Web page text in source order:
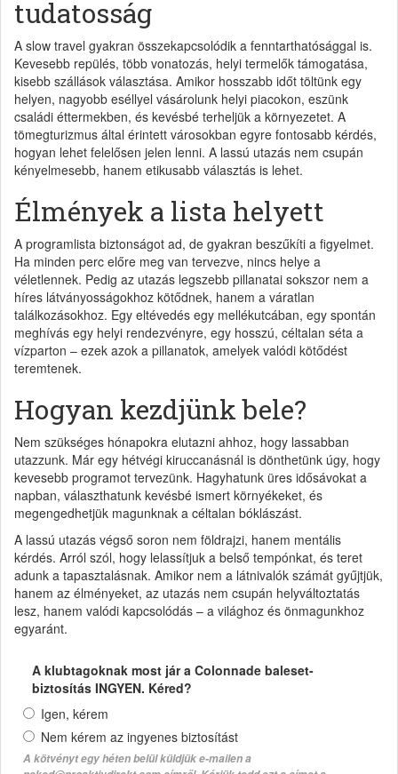
tudatosság
A slow travel gyakran összekapcsolódik a fenntarthatósággal is.
Kevesebb repülés, több vonatozás, helyi termelők támogatása,
kisebb szállások választása. Amikor hosszabb időt töltünk egy
helyen, nagyobb eséllyel vásárolunk helyi piacokon, eszünk
családi éttermekben, és kevésbé terheljük a környezetet. A
tömegturizmus által érintett városokban egyre fontosabb kérdés,
hogyan lehet felelősen jelen lenni. A lassú utazás nem csupán
kényelmesebb, hanem etikusabb választás is lehet.
Élmények a lista helyett
A programlista biztonságot ad, de gyakran beszűkíti a figyelmet.
Ha minden perc előre meg van tervezve, nincs helye a
véletlennek. Pedig az utazás legszebb pillanatai sokszor nem a
híres látványosságokhoz kötődnek, hanem a váratlan
találkozásokhoz. Egy eltévedés egy mellékutcában, egy spontán
meghívás egy helyi rendezvényre, egy hosszú, céltalan séta a
vízparton – ezek azok a pillanatok, amelyek valódi kötődést
teremtenek.
Hogyan kezdjünk bele?
Nem szükséges hónapokra elutazni ahhoz, hogy lassabban
utazzunk. Már egy hétvégi kiruccanásnál is dönthetünk úgy, hogy
kevesebb programot tervezünk. Hagyhatunk üres idősávokat a
napban, választhatunk kevésbé ismert környékeket, és
megengedhetjük magunknak a céltalan bóklászást.
A lassú utazás végső soron nem földrajzi, hanem mentális
kérdés. Arról szól, hogy lelassítjuk a belső tempónkat, és teret
adunk a tapasztalásnak. Amikor nem a látnivalók számát gyűjtjük,
hanem az élményeket, az utazás nem csupán helyváltoztatás
lesz, hanem valódi kapcsolódás – a világhoz és önmagunkhoz
egyaránt.
A klubtagoknak most jár a Colonnade baleset-
biztosítás INGYEN. Kéred?
Igen, kérem
Nem kérem az ingyenes biztosítást
A kötvényt egy héten belül küldjük e-mailen a